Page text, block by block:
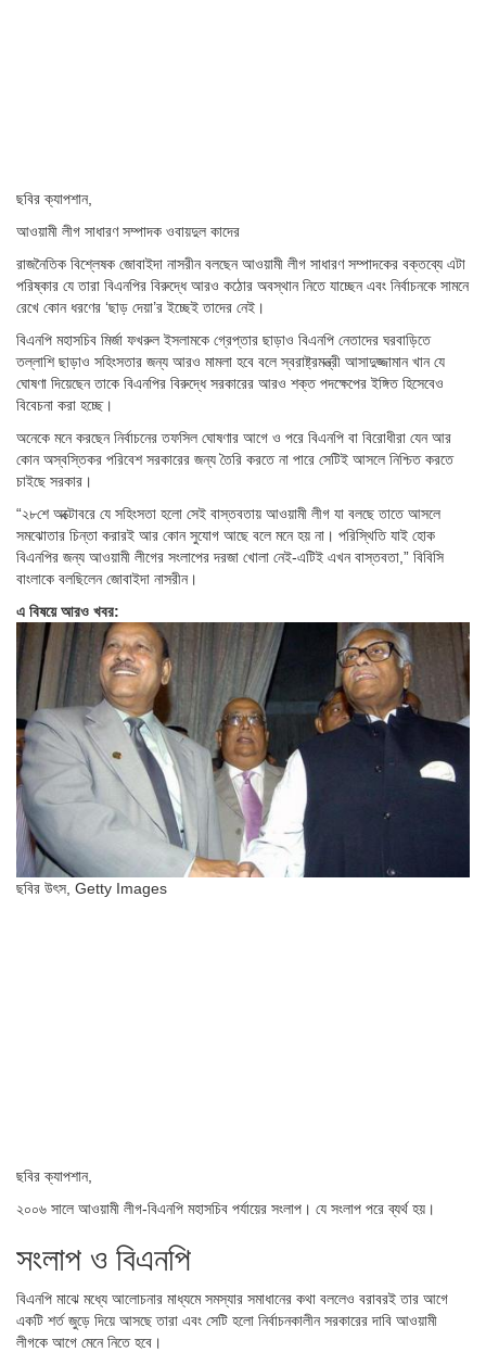
ছবির ক্যাপশান,
আওয়ামী লীগ সাধারণ সম্পাদক ওবায়দুল কাদের
রাজনৈতিক বিশ্লেষক জোবাইদা নাসরীন বলছেন আওয়ামী লীগ সাধারণ সম্পাদকের বক্তব্যে এটা
পরিষ্কার যে তারা বিএনপির বিরুদ্ধে আরও কঠোর অবস্থান নিতে যাচ্ছেন এবং নির্বাচনকে সামনে
রেখে কোন ধরণের ‘ছাড় দেয়া’র ইচ্ছেই তাদের নেই।
বিএনপি মহাসচিব মির্জা ফখরুল ইসলামকে গ্রেপ্তার ছাড়াও বিএনপি নেতাদের ঘরবাড়িতে
তল্লাশি ছাড়াও সহিংসতার জন্য আরও মামলা হবে বলে স্বরাষ্ট্রমন্ত্রী আসাদুজ্জামান খান যে
ঘোষণা দিয়েছেন তাকে বিএনপির বিরুদ্ধে সরকারের আরও শক্ত পদক্ষেপের ইঙ্গিত হিসেবেও
বিবেচনা করা হচ্ছে।
অনেকে মনে করছেন নির্বাচনের তফসিল ঘোষণার আগে ও পরে বিএনপি বা বিরোধীরা যেন আর
কোন অস্বস্তিকর পরিবেশ সরকারের জন্য তৈরি করতে না পারে সেটিই আসলে নিশ্চিত করতে
চাইছে সরকার।
“২৮শে অক্টোবরে যে সহিংসতা হলো সেই বাস্তবতায় আওয়ামী লীগ যা বলছে তাতে আসলে
সমঝোতার চিন্তা করারই আর কোন সুযোগ আছে বলে মনে হয় না। পরিস্থিতি যাই হোক
বিএনপির জন্য আওয়ামী লীগের সংলাপের দরজা খোলা নেই-এটিই এখন বাস্তবতা,” বিবিসি
বাংলাকে বলছিলেন জোবাইদা নাসরীন।
এ বিষয়ে আরও খবর:
ছবির উৎস, Getty Images
ছবির ক্যাপশান,
২০০৬ সালে আওয়ামী লীগ-বিএনপি মহাসচিব পর্যায়ের সংলাপ। যে সংলাপ পরে ব্যর্থ হয়।
সংলাপ ও বিএনপি
বিএনপি মাঝে মধ্যে আলোচনার মাধ্যমে সমস্যার সমাধানের কথা বললেও বরাবরই তার আগে
একটি শর্ত জুড়ে দিয়ে আসছে তারা এবং সেটি হলো নির্বাচনকালীন সরকারের দাবি আওয়ামী
লীগকে আগে মেনে নিতে হবে।